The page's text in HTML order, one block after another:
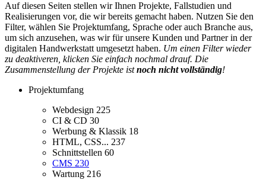
Auf diesen Seiten stellen wir Ihnen Projekte, Fallstudien und
Realisierungen vor, die wir bereits gemacht haben. Nutzen Sie den
Filter, wählen Sie Projektumfang, Sprache oder auch Branche aus,
um sich anzusehen, was wir für unsere Kunden und Partner in der
digitalen Handwerkstatt umgesetzt haben. Um einen Filter wieder
zu deaktiveren, klicken Sie einfach nochmal drauf. Die
Zusammenstellung der Projekte istnoch nicht vollständig!
Projektumfang
Webdesign 225
CI & CD 30
Werbung & Klassik 18
HTML, CSS... 237
Schnittstellen 60
CMS 230
Wartung 216